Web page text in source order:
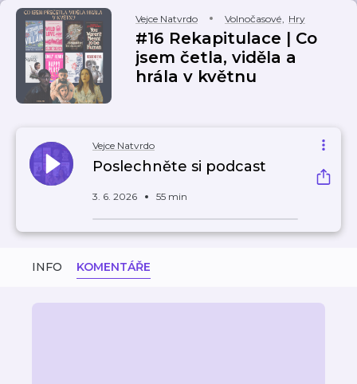
Vejce Natvrdo Volnočasové, Hry
#16 Rekapitulace | Co
jsem četla, viděla a
hrála v květnu
Vejce Natvrdo
Poslechněte si podcast
3. 6. 2026 55 min
INFO KOMENTÁŘE